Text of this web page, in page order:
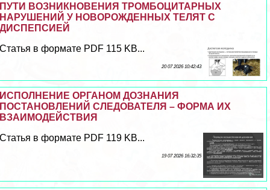
ПУТИ ВОЗНИКНОВЕНИЯ ТРОМБОЦИТАРНЫХ
НАРУШЕНИЙ У НОВОРОЖДЕННЫХ ТЕЛЯТ С
ДИСПЕПСИЕЙ
Статья в формате PDF 115 KB...
20 07 2026 10:42:43
ИСПОЛНЕНИЕ ОРГАНОМ ДОЗНАНИЯ
ПОСТАНОВЛЕНИЙ СЛЕДОВАТЕЛЯ – ФОРМА ИХ
ВЗАИМОДЕЙСТВИЯ
Статья в формате PDF 119 KB...
19 07 2026 16:32:35